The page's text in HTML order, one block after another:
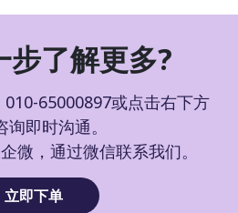
步了解更多?
65000897或点击右下方
询即时沟通。
微，通过微信联系我们。
立即下单